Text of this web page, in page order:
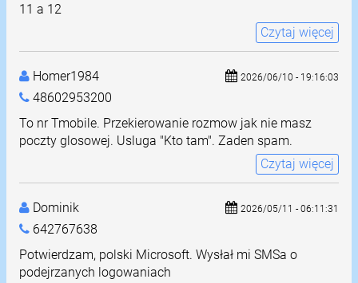
11 a 12
Czytaj więcej
Homer1984
48602953200
2026/06/10 - 19:16:03
To nr Tmobile. Przekierowanie rozmow jak nie masz
poczty glosowej. Usluga "Kto tam". Zaden spam.
Czytaj więcej
Dominik
642767638
2026/05/11 - 06:11:31
Potwierdzam, polski Microsoft. Wysłał mi SMSa o
podejrzanych logowaniach